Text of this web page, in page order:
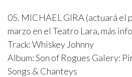
05. MICHAEL GIRA (actuará el
marzo en el Teatro Lara, más
Track: Whiskey Johnny
Album: Son of Rogues Galery:
Songs & Chanteys